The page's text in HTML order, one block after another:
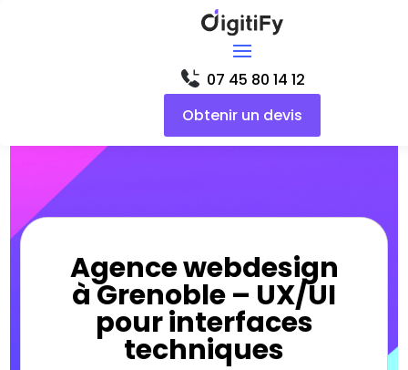
07 45 80 14 12
Obtenir un devis
Agence webdesign
à Grenoble – UX/UI
pour interfaces
techniques